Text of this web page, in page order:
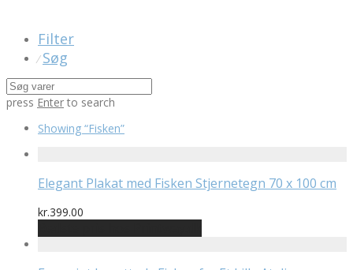
Filter
⁄ Søg
press Enter to search
Showing “Fisken”
Elegant Plakat med Fisken Stjernetegn 70 x 100 cm
kr.399.00